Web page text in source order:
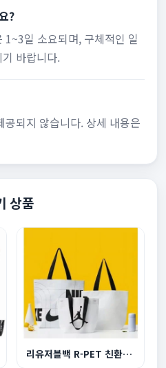
?
1~3일 소요되며, 구체적인 일
바랍니다.
공되지 않습니다. 상세 내용은
상품
리유저블백 R-PET 친환경 쇼핑백 소형 380x300x150...